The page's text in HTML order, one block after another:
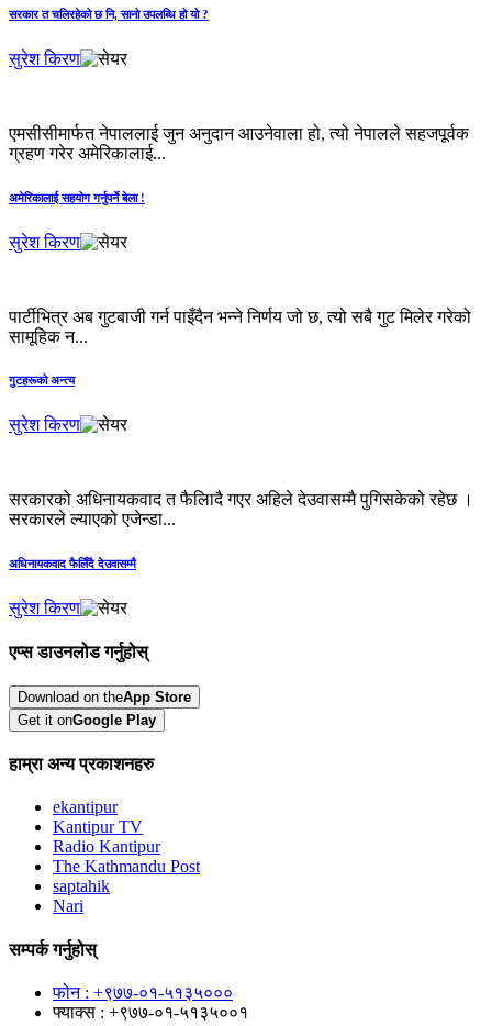
सरकार त चलिरहेको छ नि, सानो उपलब्धि हो यो ?
सुरेश किरण
एमसीसीमार्फत नेपाललाई जुन अनुदान आउनेवाला हो, त्यो नेपालले सहजपूर्वक
ग्रहण गरेर अमेरिकालाई...
अमेरिकालाई सहयोग गर्नुपर्ने बेला !
सुरेश किरण
पार्टीभित्र अब गुटबाजी गर्न पाइँदैन भन्‍ने निर्णय जो छ, त्यो सबै गुट मिलेर गरेको
सामूहिक न...
गुटहरूको अन्त्य
सुरेश किरण
सरकारको अधिनायकवाद त फैलिादै गएर अहिले देउवासम्मै पुगिसकेको रहेछ ।
सरकारले ल्याएको एजेन्डा...
अधिनायकवाद फैलिँदै देउवासम्मै
सुरेश किरण
एप्स डाउनलोड गर्नुहोस्
Download on theApp Store
Get it onGoogle Play
हाम्रा अन्य प्रकाशनहरु
ekantipur
Kantipur TV
Radio Kantipur
The Kathmandu Post
saptahik
Nari
सम्पर्क गर्नुहोस्
फोन : +९७७-०१-५१३५०००
फ्याक्स : +९७७-०१-५१३५००१